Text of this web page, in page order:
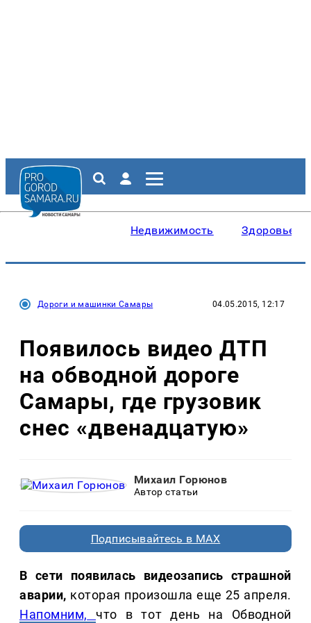
Недвижимость Здоровье
Дороги и машинки Самары 04.05.2015, 12:17
Появилось видео ДТП
на обводной дороге
Самары, где грузовик
снес «двенадцатую»
Михаил Горюнов
Автор статьи
Подписывайтесь в MAX
В сети появилась видеозапись страшной
аварии, которая произошла еще 25 апреля.
Напомним,
что в тот день на Обводной